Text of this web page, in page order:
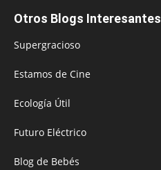
Otros Blogs Interesantes
Supergracioso
Estamos de Cine
Ecología Útil
Futuro Eléctrico
Blog de Bebés